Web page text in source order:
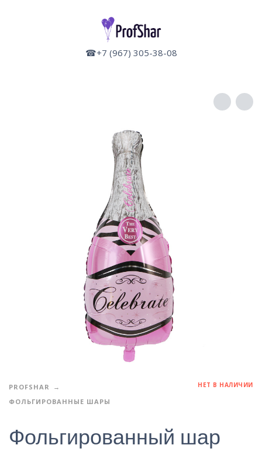
☎+7 (967) 305-38-08
PROFSHAR
ФОЛЬГИРОВАННЫЕ ШАРЫ
НЕТ В НАЛИЧИИ
Фольгированный шар